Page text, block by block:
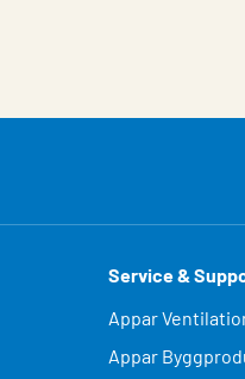
Service &
Appar
Appar